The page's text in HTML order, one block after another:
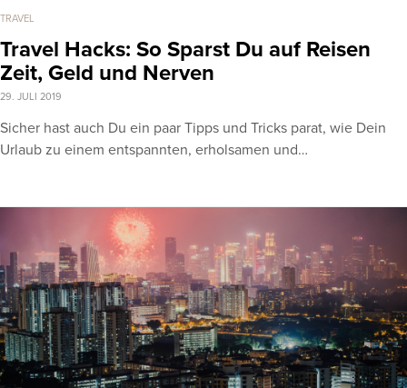
TRAVEL
Travel Hacks: So Sparst Du auf Reisen
Zeit, Geld und Nerven
29. JULI 2019
Sicher hast auch Du ein paar Tipps und Tricks parat, wie Dein
Urlaub zu einem entspannten, erholsamen und…